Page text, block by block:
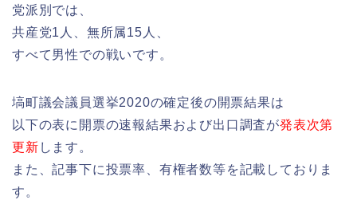
党派別では、
共産党1人、無所属15人、
すべて男性での戦いです。
塙町議会議員選挙2020の確定後の開票結果は
以下の表に開票の速報結果および出口調査が発表次第
更新 します。
また、記事下に投票率、有権者数等を記載しておりま
す。